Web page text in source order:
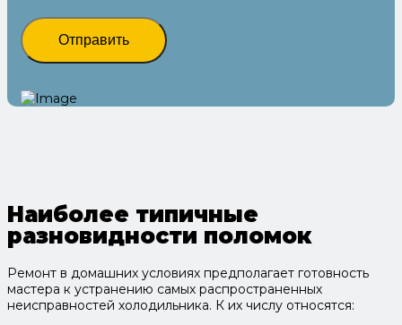
Отправить
Наиболее типичные
разновидности поломок
Ремонт в домашних условиях предполагает готовность
мастера к устранению самых распространенных
неисправностей холодильника. К их числу относятся: